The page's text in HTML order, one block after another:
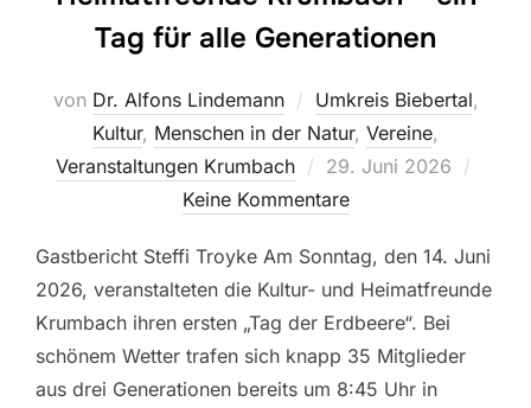
Tag für alle Generationen
von Dr. Alfons Lindemann Umkreis Biebertal,
Kultur, Menschen in der Natur, Vereine,
Veranstaltungen Krumbach
Veröffentlicht
am
29. Juni 2026
Keine Kommentare
Gastbericht Steffi Troyke Am Sonntag, den 14. Juni
2026, veranstalteten die Kultur- und Heimatfreunde
Krumbach ihren ersten „Tag der Erdbeere“. Bei
schönem Wetter trafen sich knapp 35 Mitglieder
aus drei Generationen bereits um 8:45 Uhr in